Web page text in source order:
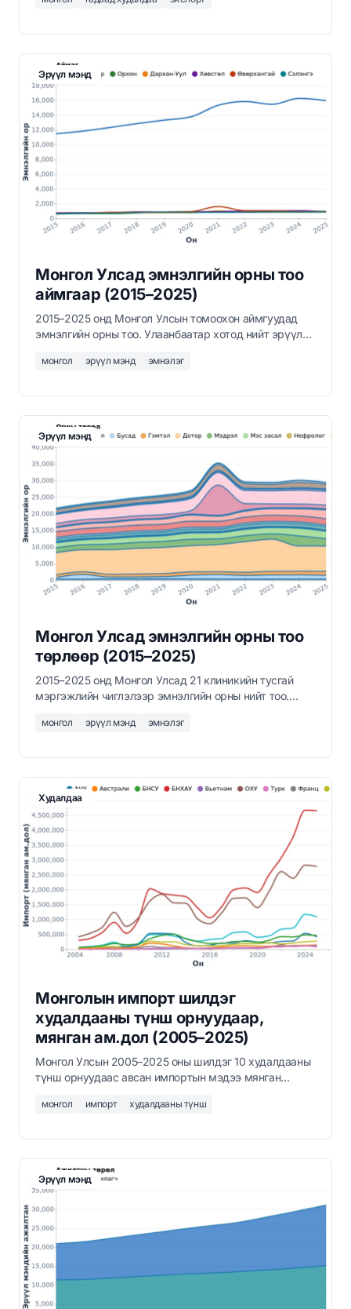
Эрүүл мэнд
Монгол Улсад эмнэлгийн орны тоо
аймгаар (2015–2025)
2015–2025 онд Монгол Улсын томоохон аймгуудад
эмнэлгийн орны тоо. Улаанбаатар хотод нийт эрүүл
Орхон, Дархан-Уул, Өвөрхангай, Хөвсгөл зэрэг
бүтцийг хадгалж байна.
монгол эрүүл мэнд эмнэлэг
Эрүүл мэнд
Монгол Улсад эмнэлгийн орны тоо
төрлөөр (2015–2025)
2015–2025 онд Монгол Улсад 21 клиникийн тусгай
мэргэжлийн чиглэлээр эмнэлгийн орны нийт тоо.
хүүхдийн болон уламжлалт анагаах ухааны тасагнууд
монгол эрүүл мэнд эмнэлэг
Худалдаа
Монголын импорт шилдэг
худалдааны түнш орнуудаар,
мянган ам.дол (2005–2025)
Монгол Улсын 2005–2025 оны шилдэг 10 худалдааны
түнш орнуудаас авсан импортын мэдээ мянган
Бүх орнуудын мэдээ татаж авах боломжтой.
монгол импорт худалдааны түнш
Эрүүл мэнд